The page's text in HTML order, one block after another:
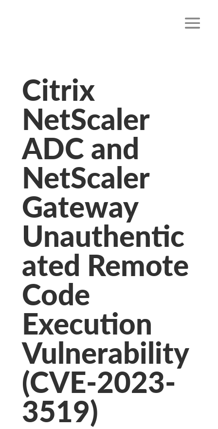
Citrix
NetScaler
ADC and
NetScaler
Gateway
Unauthentic
ated Remote
Code
Execution
Vulnerability
(CVE-2023-
3519)